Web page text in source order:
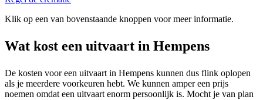
Klik op een van bovenstaande knoppen voor meer informatie.
Wat kost een uitvaart in Hempens
De kosten voor een uitvaart in Hempens kunnen dus flink oplopen
als je meerdere voorkeuren hebt. We kunnen amper een prijs
noemen omdat een uitvaart enorm persoonlijk is. Mocht je van plan